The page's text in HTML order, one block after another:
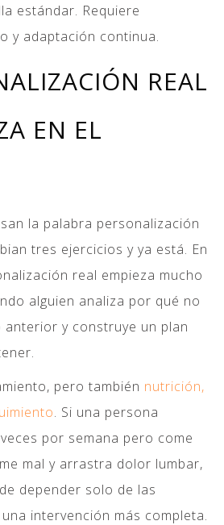
estándar. Requiere
y adaptación continua.
REAL
EN EL
la palabra personalización
tres ejercicios y ya está. En
real empieza mucho
alguien analiza por qué no
y construye un plan
pero también nutrición,
. Si una persona
por semana pero come
mal y arrastra dolor lumbar,
depender solo de las
intervención más completa.